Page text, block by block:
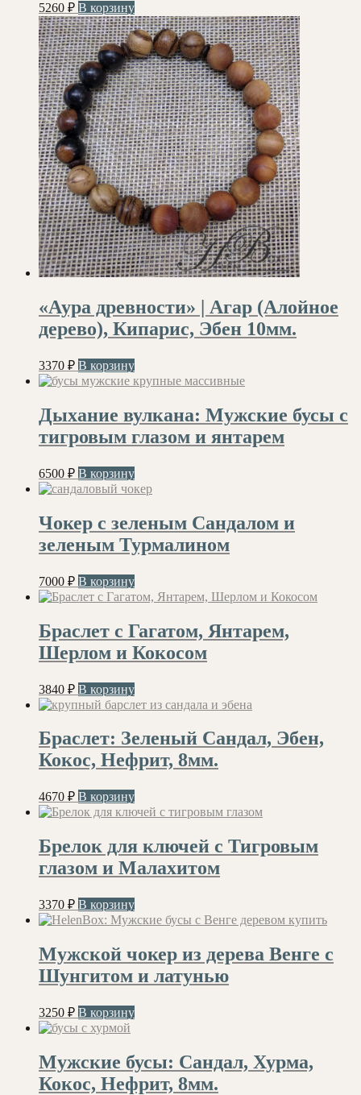
5260 ₽ В корзину
«Аура древности» | Агар (Алойное
дерево), Кипарис, Эбен 10мм.
3370 ₽ В корзину
Дыхание вулкана: Мужские бусы с
тигровым глазом и янтарем
6500 ₽ В корзину
Чокер с зеленым Сандалом и
зеленым Турмалином
7000 ₽ В корзину
Браслет с Гагатом, Янтарем,
Шерлом и Кокосом
3840 ₽ В корзину
Браслет: Зеленый Сандал, Эбен,
Кокос, Нефрит, 8мм.
4670 ₽ В корзину
Брелок для ключей с Тигровым
глазом и Малахитом
3370 ₽ В корзину
Мужской чокер из дерева Венге с
Шунгитом и латунью
3250 ₽ В корзину
Мужские бусы: Сандал, Хурма,
Кокос, Нефрит, 8мм.